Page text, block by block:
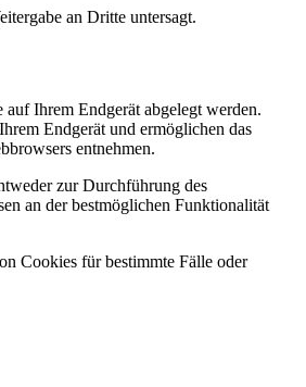
an Dritte untersagt.
Ihrem Endgerät abgelegt werden.
Endgerät und ermöglichen das
entnehmen.
zur Durchführung des
an der bestmöglichen Funktionalität
Cookies für bestimmte Fälle oder